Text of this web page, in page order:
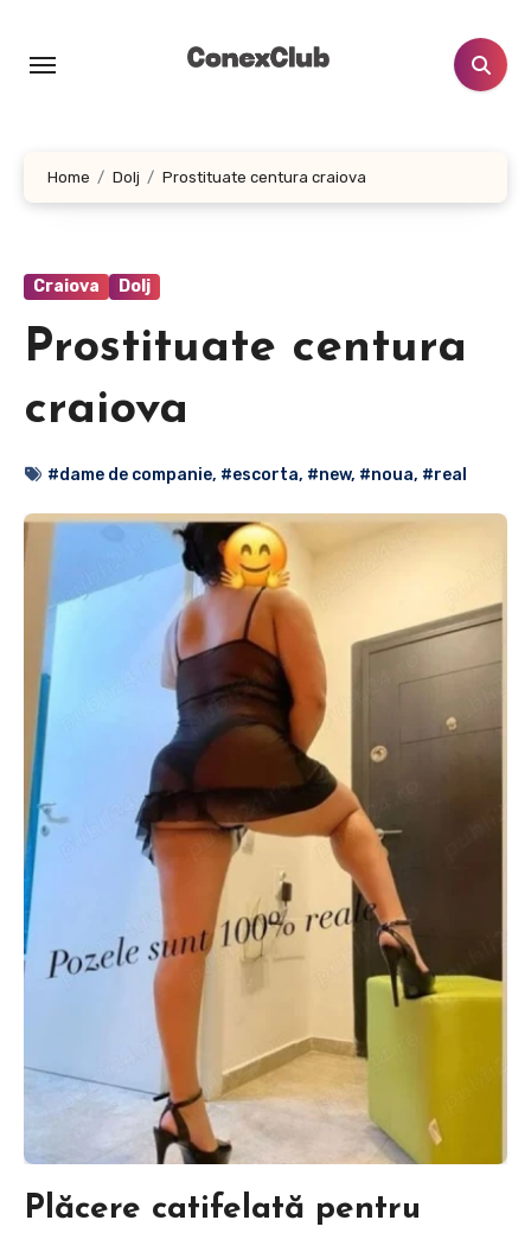
content
Home Dolj Prostituate centura craiova
Craiova Dolj
Prostituate centura
craiova
#dame de companie, #escorta, #new, #noua, #real
Plăcere catifelată pentru